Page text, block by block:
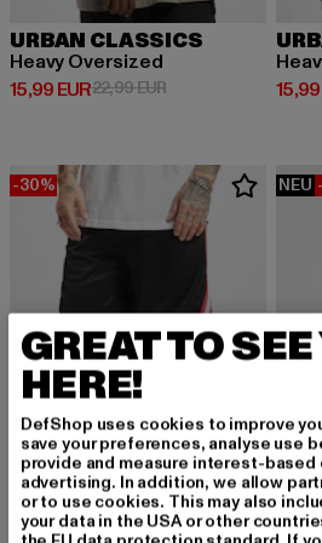
URBAN CLASSICS
Heavy Oversized
15,99 EUR
Derzeitiger Preis: 15,99 EUR
22,99 EURAktionspreis: 22,99
-30%
URBAN CLASSICS
NEU
GREAT TO SEE
HERE!
DefShop uses cookies to improve
save your preferences, analyse use
provide and measure interest-based
advertising. In addition, we allow
or to use cookies. This may also
your data in the USA or other